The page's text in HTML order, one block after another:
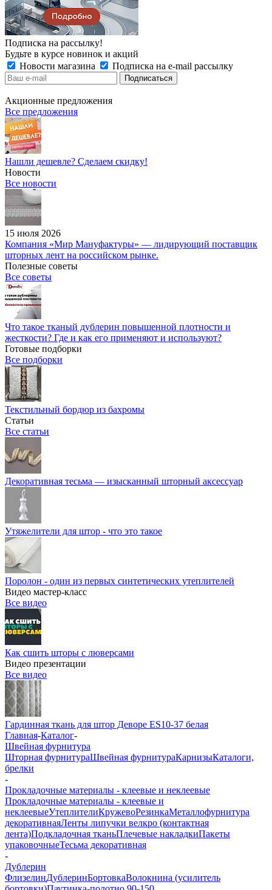
Подписка на рассылку!
Будьте в курсе новинок и акций
Новости магазина
Подписка на e-mail рассылку
Акционные предложения
Все предложения
Нашли дешевле? Сделаем скидку!
Новости
Все новости
15 июля 2026
Компания «Мир Мануфактуры» — лидирующий поставщик
шторных лент на российском рынке.
Полезные советы
Все советы
Что такое тканый дублерин повышенной плотности и
жесткости? Где и как его применяют и используют?
Готовые подборки
Все подборки
Текстильный бордюр из бахромы
Статьи
Все статьи
Декоративная тесьма — изысканный шторный аксессуар
Утяжелители для штор - что это такое
Поролон - один из первых синтетических утеплителей
Видео мастер-класс
Все видео
Как сшить шторы с люверсами
Видео презентации
Все видео
Гардинная ткань для штор Деворе ES10-37 белая
Главная-Каталог-
Швейная фурнитура
Шторная фурнитураШвейная фурнитураКарнизыКаталоги,
брелки
-
Прокладочные материалы - клеевые и неклеевые
Прокладочные материалы - клеевые и
неклеевыеУтеплителиКружевоРезинкаМеталлофурнитура
декоративнаяЛенты липучки велкро (контактная
лента)Подкладочная тканьПлечевые накладкиПакеты
упаковочныеТесьма декоративная
-
Дублерин
ФлизелинДублеринБортовкаВолокнина (усилитель